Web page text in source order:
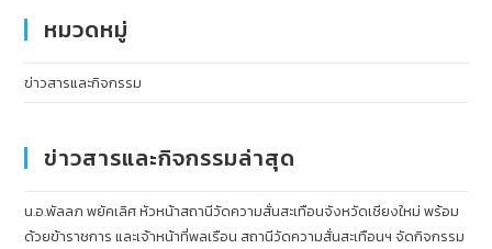
หมวดหมู่
ข่าวสารและกิจกรรม
ข่าวสารและกิจกรรมล่าสุด
น.อ.พัลลภ พยัคเลิศ หัวหน้าสถานีวัดความสั่นสะเทือนจังหวัดเชียงใหม่ พร้อม
ด้วยข้าราชการ และเจ้าหน้าที่พลเรือน สถานีวัดความสั่นสะเทือนฯ จัดกิจกรรม